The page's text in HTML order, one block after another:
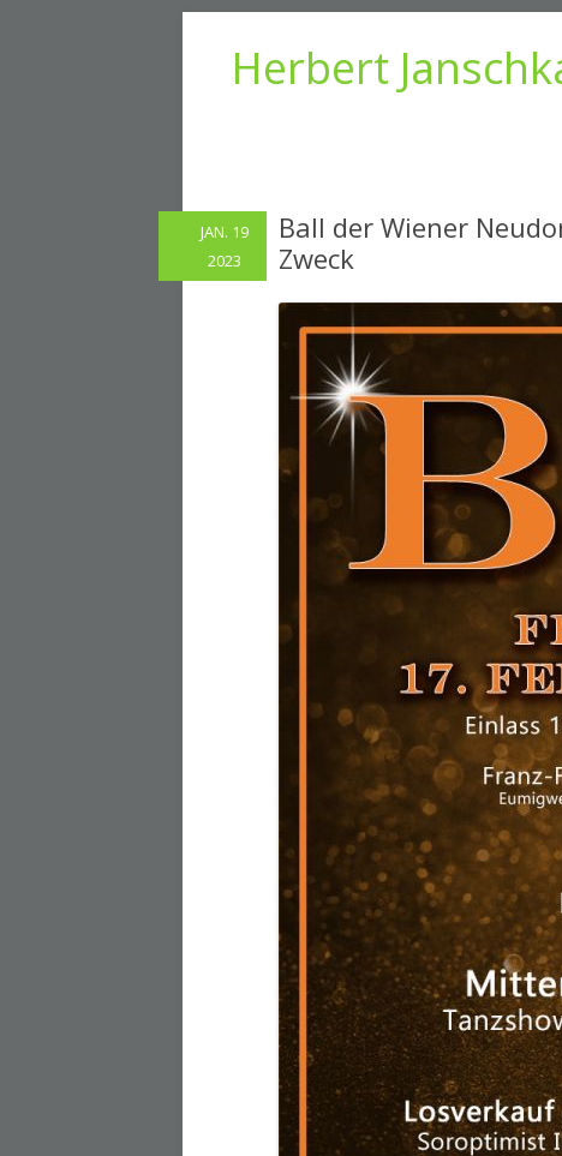
Herbert
Ball der Wiener
Zweck
JAN. 19
2023